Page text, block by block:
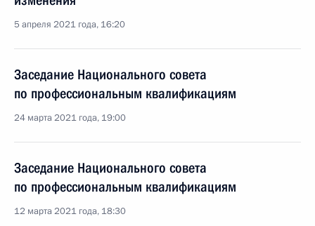
5 апреля 2021 года, 16:20
Заседание Национального совета
по профессиональным квалификациям
24 марта 2021 года, 19:00
Заседание Национального совета
по профессиональным квалификациям
12 марта 2021 года, 18:30